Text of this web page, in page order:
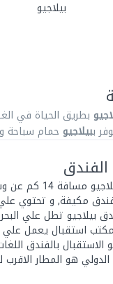
بطريق الحياة في
ببيلاجيو حمام سباحة
عن وسط مدينة الغردقة.
مكيفة, و تحتوي
تطل علي البحر
استقبال يعمل علي
بالفندق اللغات
هو المطار الاقرب